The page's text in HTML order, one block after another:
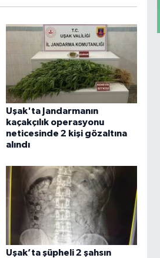
Uşak'ta Jandarmanın
kaçakçılık operasyonu
neticesinde 2 kişi gözaltına
alındı
Uşak’ta şüpheli 2 şahsın